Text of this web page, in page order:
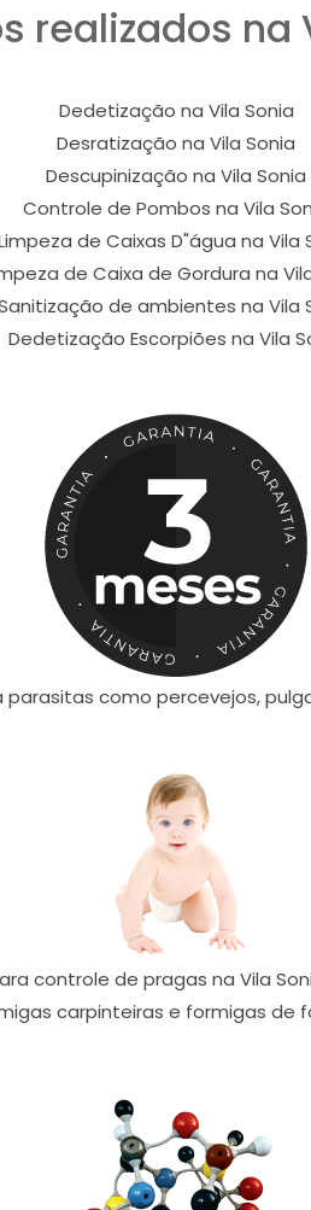
realizados na
Dedetização na Vila Sonia
Desratização na Vila Sonia
Descupinização na Vila Sonia
Controle de Pombos na Vila
de Caixas D"água na Vila
de Caixa de Gordura na
de ambientes na Vila
Dedetização Escorpiões na Vila
como percevejos,
controle de pragas na Vila
carpinteiras e formigas de